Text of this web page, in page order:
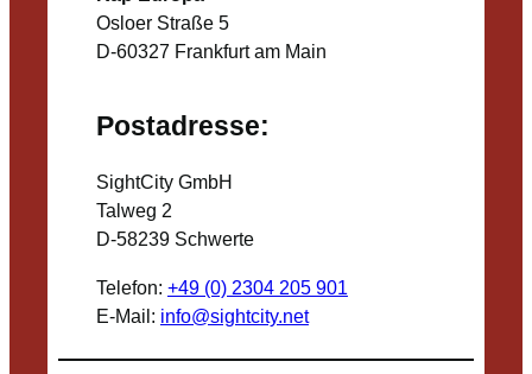
Osloer Straße 5
D-60327 Frankfurt am Main
Postadresse:
SightCity GmbH
Talweg 2
D-58239 Schwerte
Telefon: +49 (0) 2304 205 901
E-Mail: info@sightcity.net